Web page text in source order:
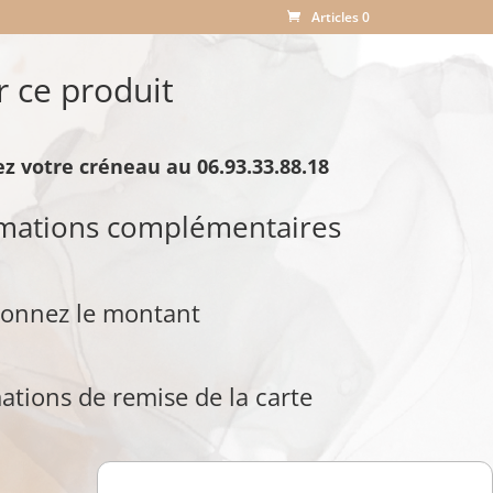
Articles 0
ce produit
votre créneau au 06.93.33.88.18
complémentaires
le montant
de remise de la carte